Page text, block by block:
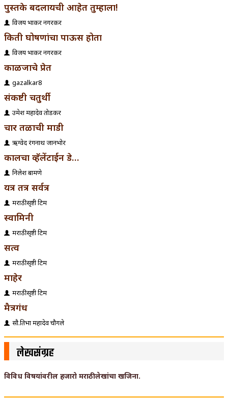
पुस्तके बदलायची आहेत तुम्हाला!
विजय प्रभाकर नगरकर
किती घोषणांचा पाऊस होता
विजय प्रभाकर नगरकर
काळजाचे प्रेत
gazalkar8
संकष्टी चतुर्थी
उमेश महादेव तोडकर
चार तळाची माडी
ऋग्वेद रंगनाथ जानभोर
कालचा व्हॅलेंटाईन डे…
निलेश बामणे
यत्र तत्र सर्वत्र
मराठीसृष्टी टिम
स्वामिनी
मराठीसृष्टी टिम
सत्व
मराठीसृष्टी टिम
माहेर
मराठीसृष्टी टिम
मैत्रगंध
सौ.प्रतिभा महादेव चौगले
लेखसंग्रह
विविध विषयांवरील हजारो मराठी लेखांचा खजिना.